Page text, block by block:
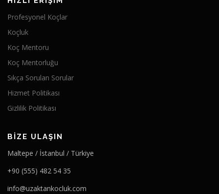
Profesyonel Koçlar
Koçluk
Koç Mentoru
Koç Mentorluğu
Sıkça Sorulan Sorular
Hizmet Politikası
Gizlilik Politikası
BIZE ULAŞIN
Maltepe / İstanbul / Türkiye
+90 (555) 482 54 35
info@uzaktankocluk.com